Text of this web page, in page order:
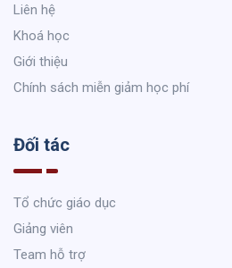
Liên hệ
Khoá học
Giới thiệu
Chính sách miễn giảm học phí
Đối tác
Tổ chức giáo dục
Giảng viên
Team hỗ trợ